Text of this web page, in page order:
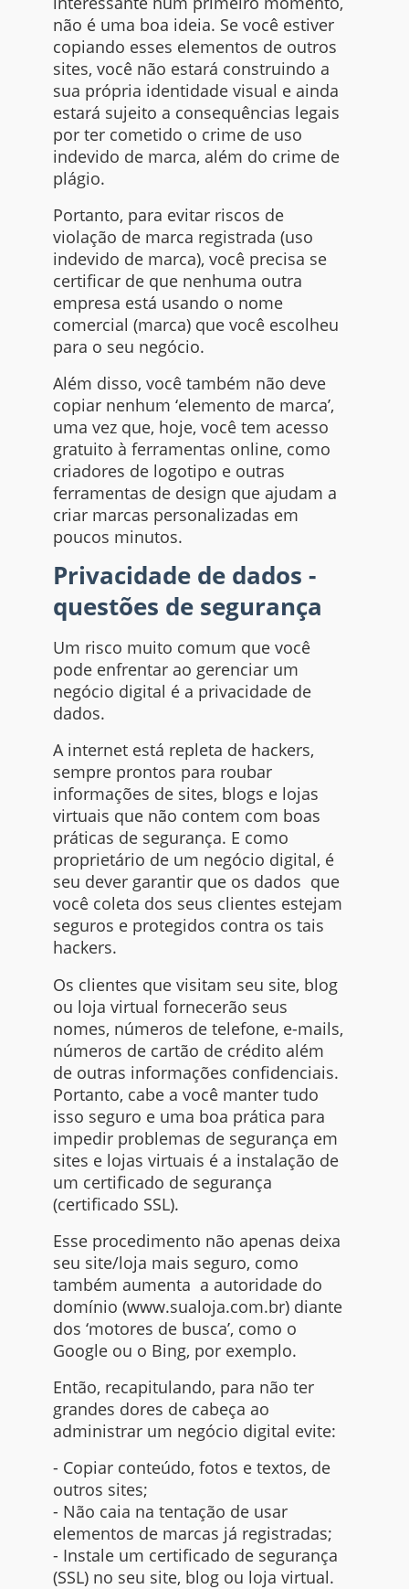
não é uma boa ideia. Se você estiver
copiando esses elementos de outros
sites, você não estará construindo a
sua própria identidade visual e ainda
estará sujeito a consequências legais
por ter cometido o crime de uso
indevido de marca, além do crime de
plágio.
Portanto, para evitar riscos de
violação de marca registrada (uso
indevido de marca), você precisa se
certificar de que nenhuma outra
empresa está usando o nome
comercial (marca) que você escolheu
para o seu negócio.
Além disso, você também não deve
copiar nenhum ‘elemento de marca’,
uma vez que, hoje, você tem acesso
gratuito à ferramentas online, como
criadores de logotipo e outras
ferramentas de design que ajudam a
criar marcas personalizadas em
poucos minutos.
Privacidade de dados -
questões de segurança
Um risco muito comum que você
pode enfrentar ao gerenciar um
negócio digital é a privacidade de
dados.
A internetestá repleta de hackers,
sempre prontos para roubar
informações de sites, blogs e lojas
virtuais que não contem com boas
práticas de segurança. E como
proprietário de um negócio digital, é
seu dever garantir que os dados que
você coleta dos seus clientes estejam
seguros e protegidos contra os tais
hackers.
Os clientes que visitam seu site, blog
ou loja virtual fornecerão seus
nomes, números de telefone, e-mails,
números de cartão de crédito além
de outras informações confidenciais.
Portanto, cabe a você manter tudo
isso seguro e uma boa prática para
impedir problemas de segurança em
sites e lojas virtuais é a instalação de
um certificado de segurança
(certificado SSL).
Esse procedimento não apenas deixa
seu site/loja mais seguro, como
também aumenta a autoridade do
domínio (www.sualoja.com.br) diante
dos ‘motores de busca’, como o
Googleou o Bing, por exemplo.
Então, recapitulando, para não ter
grandes dores de cabeça ao
administrar um negócio digital evite:
- Copiar conteúdo, fotos e textos, de
outros sites;
- Não caia na tentação de usar
elementos de marcas já registradas;
- Instale um certificado de segurança
(SSL) no seu site, blogou loja virtual.